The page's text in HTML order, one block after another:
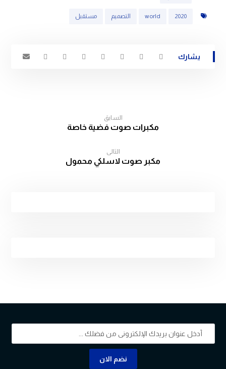
2020
world التصميم مستقبل
السابق
مكبرات صوت فضية خاصة
التالى
مكبر صوت لاسلكي محمول
نضم الان